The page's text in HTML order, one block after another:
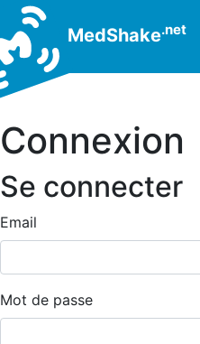
MedShake.net
Connexion
Se connecter
Email
Mot de passe